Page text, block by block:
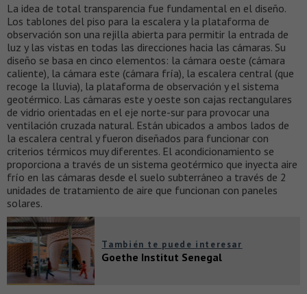
La idea de total transparencia fue fundamental en el diseño.
Los tablones del piso para la escalera y la plataforma de
observación son una rejilla abierta para permitir la entrada de
luz y las vistas en todas las direcciones hacia las cámaras. Su
diseño se basa en cinco elementos: la cámara oeste (cámara
caliente), la cámara este (cámara fría), la escalera central (que
recoge la lluvia), la plataforma de observación y el sistema
geotérmico. Las cámaras este y oeste son cajas rectangulares
de vidrio orientadas en el eje norte-sur para provocar una
ventilación cruzada natural. Están ubicados a ambos lados de
la escalera central y fueron diseñados para funcionar con
criterios térmicos muy diferentes. El acondicionamiento se
proporciona a través de un sistema geotérmico que inyecta aire
frío en las cámaras desde el suelo subterráneo a través de 2
unidades de tratamiento de aire que funcionan con paneles
solares.
También te puede interesar
Goethe Institut Senegal